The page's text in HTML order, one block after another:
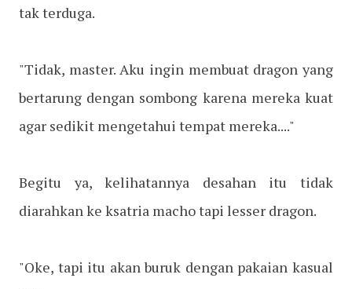
tak terduga.
"Tidak, master. Aku ingin membuat dragon yang
bertarung dengan sombong karena mereka kuat
agar sedikit mengetahui tempat mereka...."
Begitu ya, kelihatannya desahan itu tidak
diarahkan ke ksatria macho tapi lesser dragon.
"Oke, tapi itu akan buruk dengan pakaian kasual